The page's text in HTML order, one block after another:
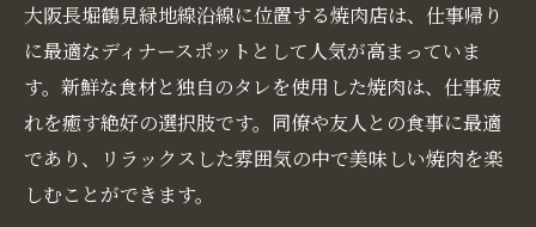
大阪長堀鶴見緑地線沿線に位置する焼肉店は、仕事帰り
に最適なディナースポットとして人気が高まっていま
す。新鮮な食材と独自のタレを使用した焼肉は、仕事疲
れを癒す絶好の選択肢です。同僚や友人との食事に最適
であり、リラックスした雰囲気の中で美味しい焼肉を楽
しむことができます。